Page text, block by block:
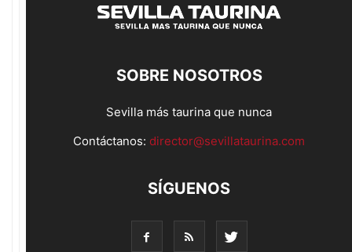
SOBRE NOSOTROS
Sevilla más taurina que nunca
Contáctanos: director@sevillataurina.com
SÍGUENOS